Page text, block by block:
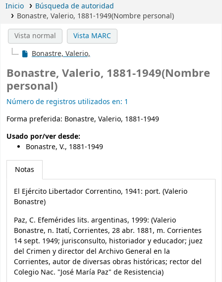
Inicio
Búsqueda de autoridad
Bonastre, Valerio, 1881-1949(Nombre personal)
Vista normal
Vista MARC
Bonastre, Valerio,
Bonastre, Valerio, 1881-1949(Nombre
personal)
Número de registros utilizados en: 1
Forma preferida: Bonastre, Valerio, 1881-1949
Usado por/ver desde:
Bonastre, V., 1881-1949
Notas
El Ejército Libertador Correntino, 1941: port. (Valerio
Bonastre)
Paz, C. Efemérides lits. argentinas, 1999: (Valerio
Bonastre, n. Itatí, Corrientes, 28 abr. 1881, m. Corrientes
14 sept. 1949; jurisconsulto, historiador y educador; juez
del Crimen y director del Archivo General en la
Corrientes, autor de diversas obras históricas; rector del
Colegio Nac. "José María Paz" de Resistencia)